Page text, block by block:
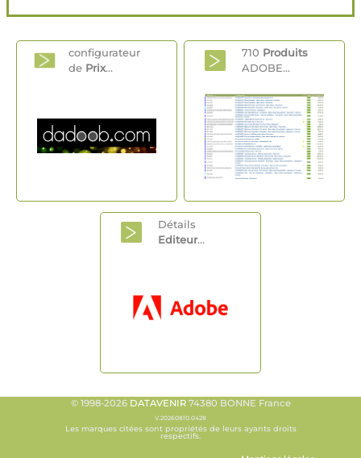
configurateur
de Prix...
710 Produits
ADOBE...
Détails
Editeur...
© 1998-2026 DATAVENIR74380 BONNE France
V.20260810.0428
Les marques citées sont propriétés de leurs ayants droits
respectifs.